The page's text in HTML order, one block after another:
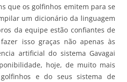
que os golfinhos emitem para se
um dicionário da linguagem
da equipe estão confiantes de
isso graças não apenas às
artificial do sistema Gavagai
hoje, de muito mais
e do seus sistema de